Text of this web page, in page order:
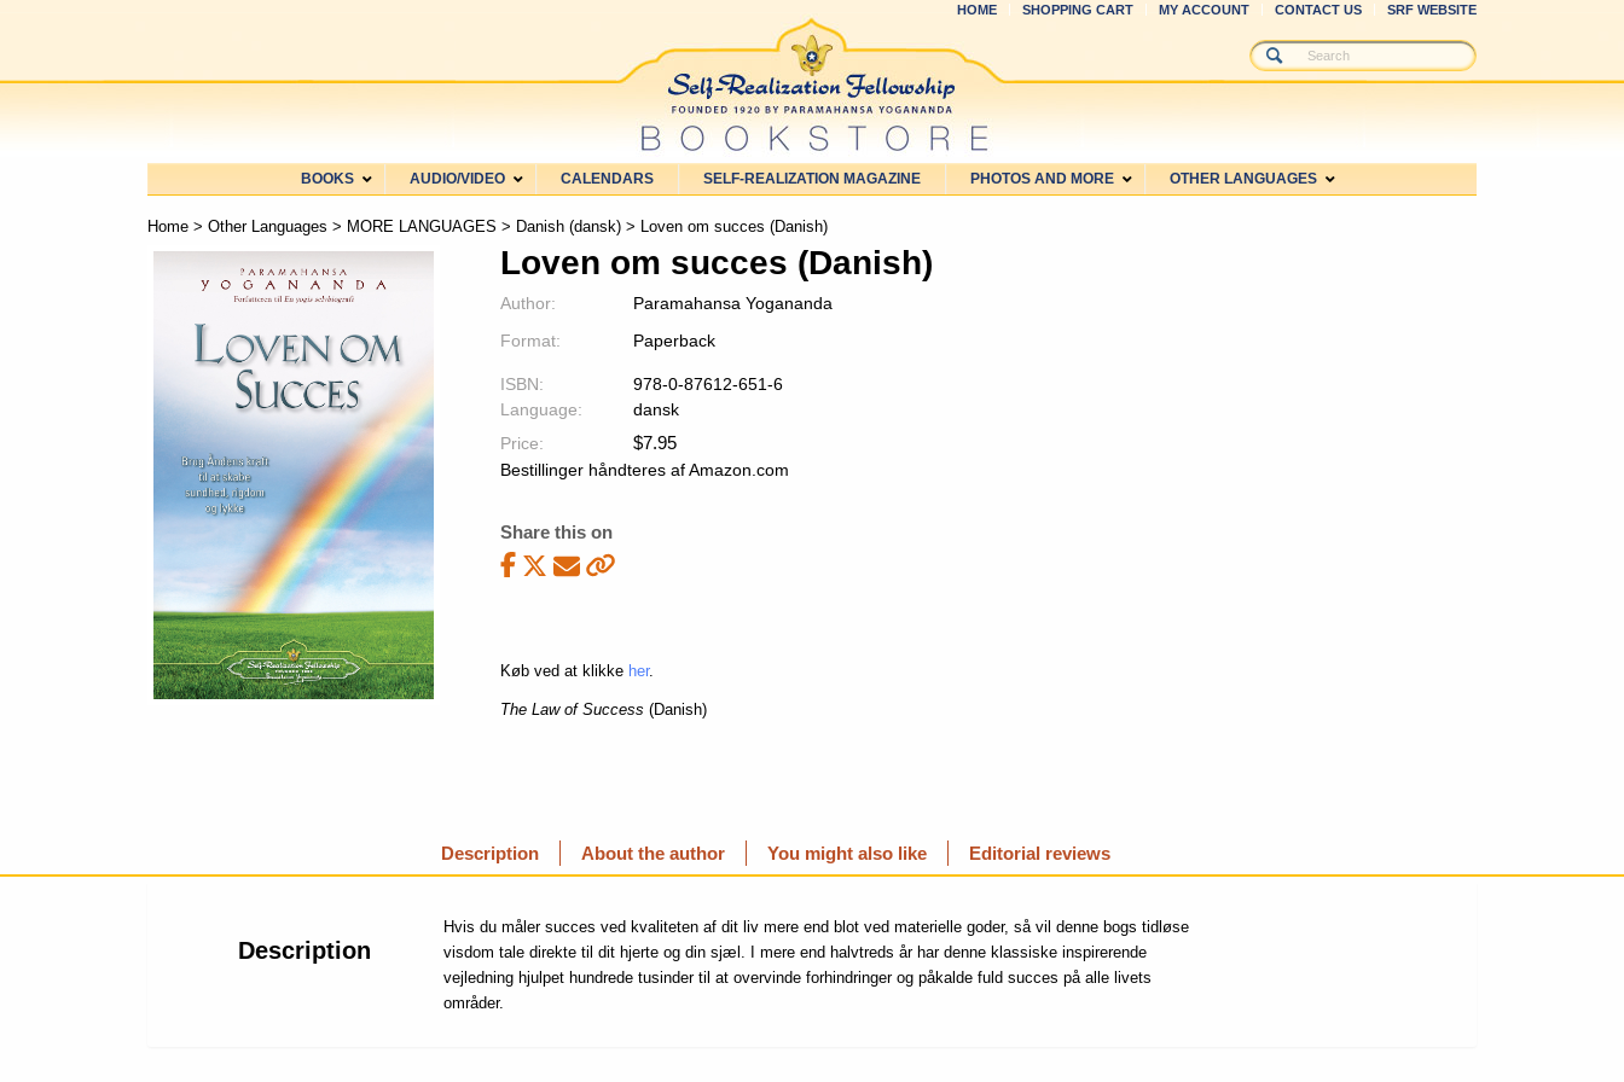
HOME SHOPPING CART MY ACCOUNT CONTACT US SRF WEBSITE
BOOKS AUDIO/VIDEO CALENDARS SELF-REALIZATION MAGAZINE PHOTOS AND MORE OTHER LANGUAGES
Home > Other Languages > MORE LANGUAGES > Danish (dansk) > Loven om succes (Danish)
Loven om succes (Danish)
Author:
Paramahansa Yogananda
Format:
Paperback
ISBN:
978-0-87612-651-6
Language:
dansk
Price:
$7.95
Bestillinger håndteres af Amazon.com
Share this on
Køb ved at klikke her.
The Law of Success (Danish)
Description About the author You might also like Editorial reviews
Description
Hvis du måler succes ved kvaliteten af dit liv mere end blot ved materielle goder, så vil denne bogs tidløse
visdom tale direkte til dit hjerte og din sjæl. I mere end halvtreds år har denne klassiske inspirerende
vejledning hjulpet hundrede tusinder til at overvinde forhindringer og påkalde fuld succes på alle livets
områder.